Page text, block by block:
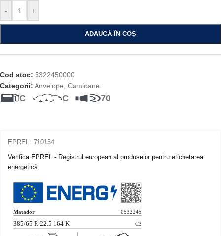
- +
ADAUGĂ ÎN COȘ
Cod stoc: 5322450000
Categorii: Anvelope Camioane
C C 70
EPREL: 710154
Verifica EPREL - Registrul european al produselor pentru etichetarea
energetică